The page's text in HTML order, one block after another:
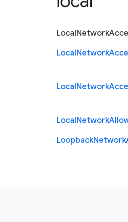
LocalNetwork
LocalNetwork
LocalNetwork
LocalNetwork
LoopbackNetwork